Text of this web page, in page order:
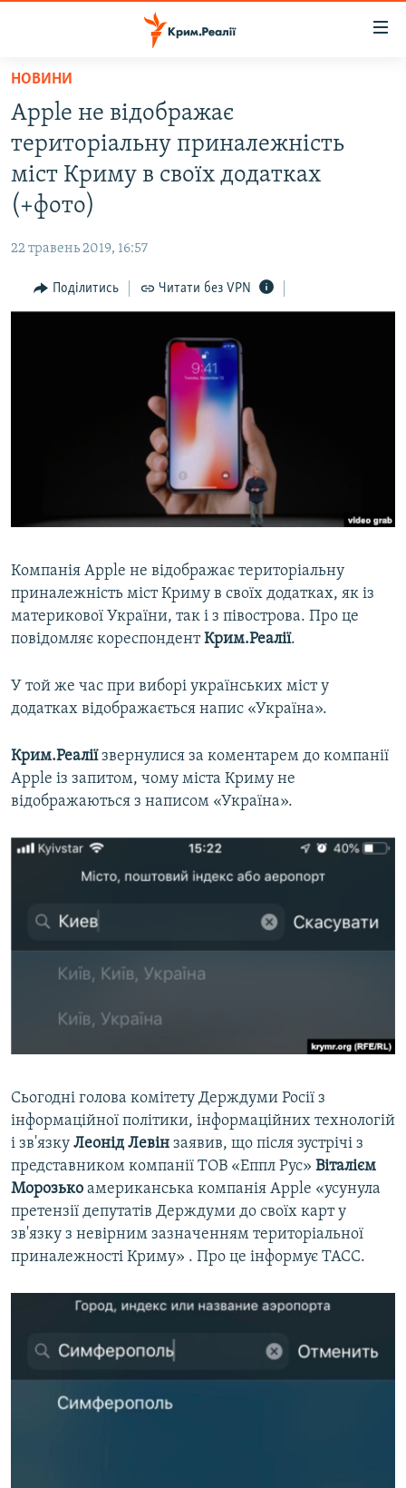
Перейти
основного
матеріалу
Перейти
до
основної
Перейти
пошуку
НОВИНИ
ВОДА.КРИМ
ВІДЕО ТА ФОТО
ПОЛІТИКА
ПОГЛЯД
ІНТЕРВ'Ю
УКРАЇНСЬКА ПРОБЛЕМА КРИМУ
ІНФОГРАФІКА
ЯК ОБІЙТИ БЛОКУВАННЯ
ДОЛУЧАЙСЯ!
НОВИНИ
Apple не відображає
територіальну приналежність
міст Криму в своїх додатках
(+фото)
22 травень 2019, 16:57
Поділитись Читати без VPN
Компанія Apple не відображає територіальну
приналежність міст Криму в своїх додатках, як із
материкової України, так і з півострова. Про це
повідомляє кореспондентКрим.Реалії.
У той же час при виборі українських міст у
додатках відображається напис «Україна».
Крим.Реаліїзвернулися за коментарем до компанії
Apple із запитом, чому міста Криму не
відображаються з написом «Україна».
Сьогодні голова комітету Держдуми Росії з
інформаційної політики, інформаційних технологій
і зв'язку Леонід Левін заявив, що після зустрічі з
представником компанії ТОВ «Еппл Рус» Віталієм
Морозько американська компанія Apple «усунула
претензії депутатів Держдуми до своїх карт у
зв'язку з невірним зазначенням територіальної
приналежності Криму» . Про це інформує ТАСС.